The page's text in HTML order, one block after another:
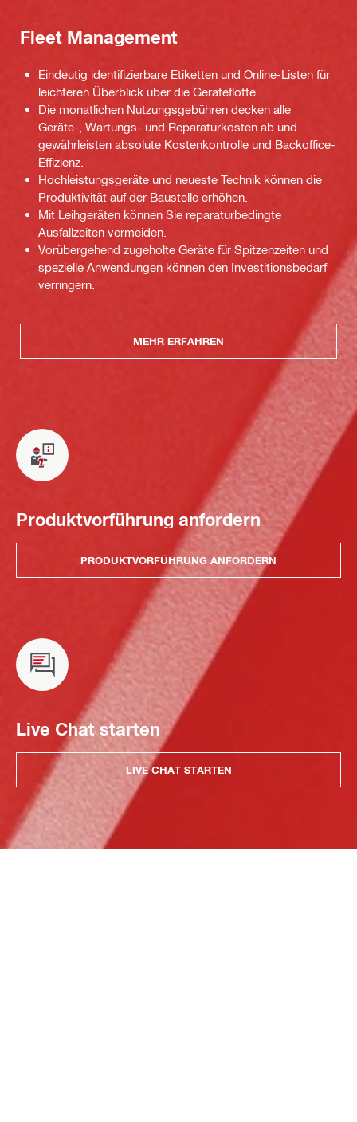
Fleet Management
Eindeutig identifizierbare Etiketten und Online-Listen für
leichteren Überblick über die Geräteflotte.
Die monatlichen Nutzungsgebühren decken alle
Geräte-, Wartungs- und Reparaturkosten ab und
gewährleisten absolute Kostenkontrolle und Backoffice-
Effizienz.
Hochleistungsgeräte und neueste Technik können die
Produktivität auf der Baustelle erhöhen.
Mit Leihgeräten können Sie reparaturbedingte
Ausfallzeiten vermeiden.
Vorübergehend zugeholte Geräte für Spitzenzeiten und
spezielle Anwendungen können den Investitionsbedarf
verringern.
MEHR ERFAHREN
Produktvorführung anfordern
PRODUKTVORFÜHRUNG ANFORDERN
Live Chat starten
LIVE CHAT STARTEN